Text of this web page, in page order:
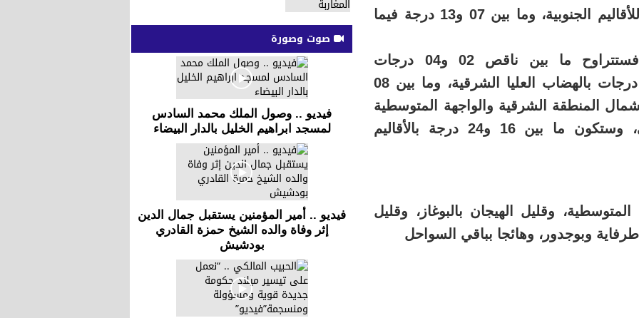
والوسطى والشمال الشرقي للأقاليم الجنوبية، وما بين 07 و13 درجة فيما
أما درجات الحرارة العليا، فستتراوح ما بين ناقص 02 و04 درجات
بالمرتفعات، وما بين 03 و08 درجات بالهضاب العليا الشرقية، وما بين 08
المنطقة الشرقية والواجهة المتوسطية
والسهول الشمالية والوسطى، وستكون ما بين 16 و24 درجة بالأقاليم
وقليل الهيجان بالبوغاز، وقليل
طرفاية وبوجدور، وهائجا بباقي السواحل
صوت وصورة
فيديو .. وصول الملك محمد السادس
لمسجد ابراهيم الخليل بالدار البيضاء
فيديو .. أمير المؤمنين يستقبل جمال الدين
إثر وفاة والده الشيخ حمزة القادري
بودشيش